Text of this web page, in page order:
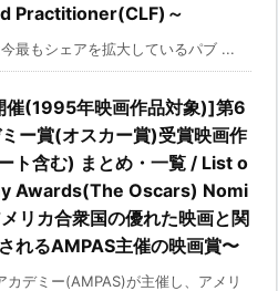
Practitioner(CLF)～
最もシェアを拡大しているパブ ...
(1995年映画作品対象)]第6
ー賞(オスカー賞)受賞映画作
ト含む) まとめ・一覧 / List o
Awards(The Oscars) Nomi
リカ合衆国の優れた映画と関
れるAMPAS主催の映画賞〜
デミー(AMPAS)が主催し、アメリ